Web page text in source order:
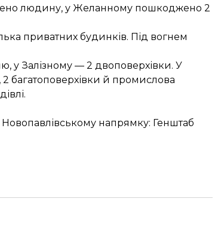
людину, у Желанному пошкоджено 2
приватних будинків. Під вогнем
у Залізному — 2 двоповерхівки. У
багатоповерхівки й промислова
напрямку: Генштаб